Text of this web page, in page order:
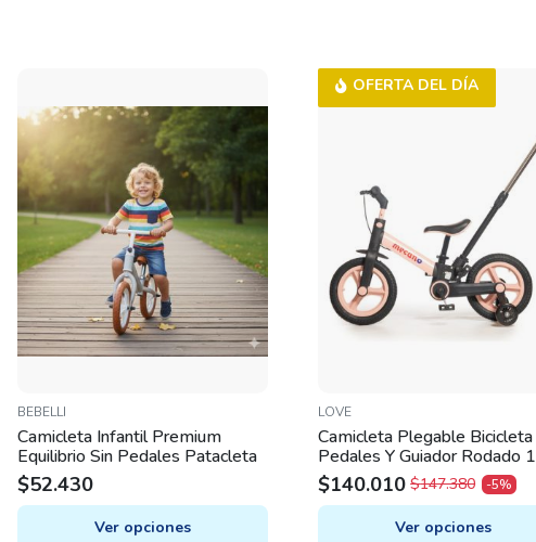
BEBELLI
Camicleta Infantil Premium
Equilibrio Sin Pedales Patacleta
$52.430
Ver opciones
LOVE
Camicleta Plegable Bicicleta
Pedales Y Guiador Rodado
OFERTA DEL DÍA
$147.380
ORIGINAL
PRICE
$140.010
CURRENT
PRICE
-5%
Ver opciones